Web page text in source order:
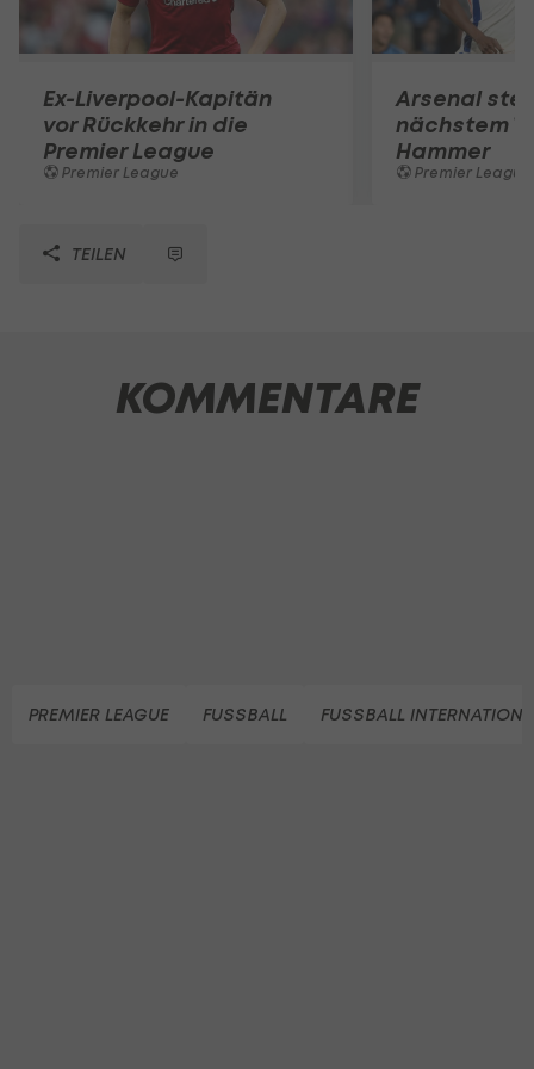
Ex-Liverpool-Kapitän
vor Rückkehr in die
Premier League
Premier League
Arsenal
nächstem
Hammer
Premier League
TEILEN
KOMMENTARE
PREMIER LEAGUE FUSSBALL FUSSBALL